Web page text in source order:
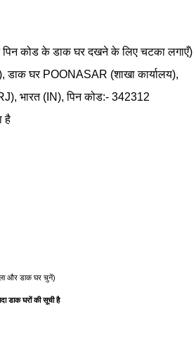
पिन कोड के डाक घर दखने के लिए चटका लगाएँ)
डाक घर POONASAR (शाखा कार्यालय),
भारत (IN), पिन कोड:- 342312
है
और डाक घर चुनें)
डाक घरों की सूची है